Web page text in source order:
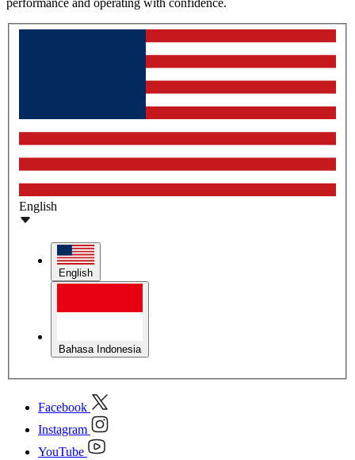
performance and operating with confidence.
English
English
Bahasa Indonesia
Facebook
Instagram
YouTube